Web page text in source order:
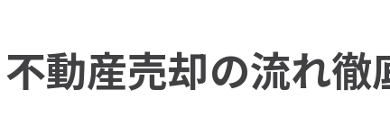
大阪市都島区で安心取引の不動産売却ポイント
都島区で不動産売却を成功させるコツ
動産売却の流れ徹